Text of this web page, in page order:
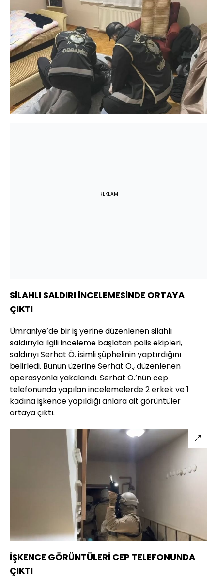
REKLAM
SİLAHLI SALDIRI İNCELEMESİNDE ORTAYA
ÇIKTI
Ümraniye’de bir iş yerine düzenlenen silahlı
saldırıyla ilgili inceleme başlatan polis ekipleri,
saldırıyı Serhat Ö. isimli şüphelinin yaptırdığını
belirledi. Bunun üzerine Serhat Ö., düzenlenen
operasyonla yakalandı. Serhat Ö.’nün cep
telefonunda yapılan incelemelerde 2 erkek ve 1
kadına işkence yapıldığı anlara ait görüntüler
ortaya çıktı.
İŞKENCE GÖRÜNTÜLERİ CEP TELEFONUNDA
ÇIKTI